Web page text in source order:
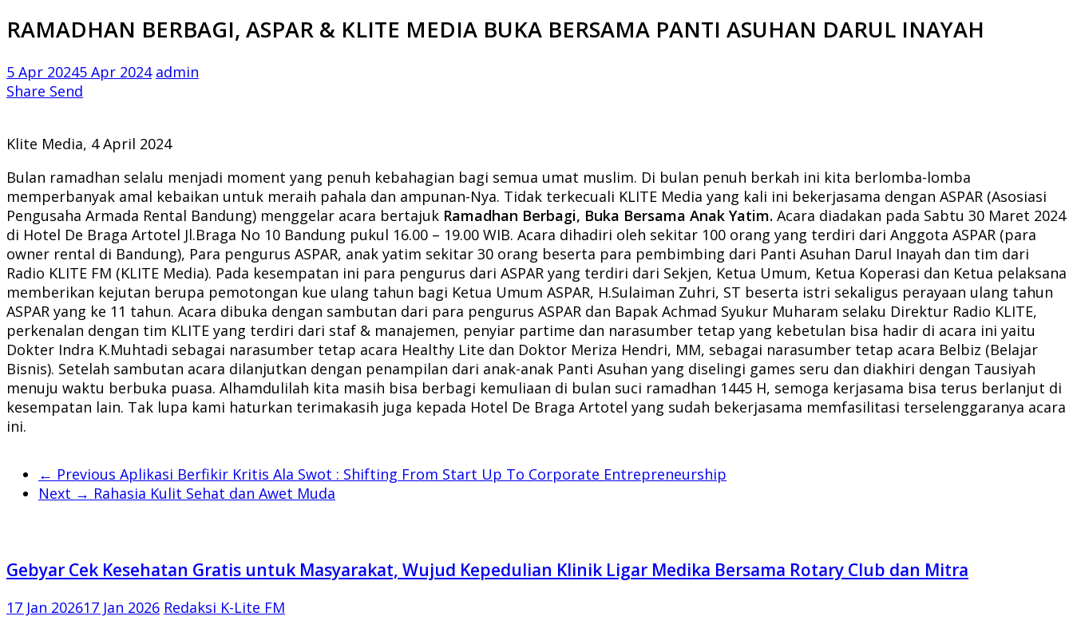
RAMADHAN BERBAGI, ASPAR & KLITE MEDIA BUKA BERSAMA PANTI ASUHAN DARUL INAYAH
5 Apr 20245 Apr 2024 admin
Share Send
Klite Media, 4 April 2024
Bulan ramadhan selalu menjadi moment yang penuh kebahagian bagi semua umat muslim. Di bulan penuh berkah ini kita berlomba-lomba
memperbanyak amal kebaikan untuk meraih pahala dan ampunan-Nya. Tidak terkecuali KLITE Media yang kali ini bekerjasama dengan ASPAR (Asosiasi
Pengusaha Armada Rental Bandung) menggelar acara bertajuk Ramadhan Berbagi, Buka Bersama Anak Yatim. Acara diadakan pada Sabtu 30 Maret 2024
di Hotel De Braga Artotel Jl.Braga No 10 Bandung pukul 16.00 – 19.00 WIB. Acara dihadiri oleh sekitar 100 orang yang terdiri dari Anggota ASPAR (para
owner rental di Bandung), Para pengurus ASPAR, anak yatim sekitar 30 orang beserta para pembimbing dari Panti Asuhan Darul Inayah dan tim dari
Radio KLITE FM (KLITE Media). Pada kesempatan ini para pengurus dari ASPAR yang terdiri dari Sekjen, Ketua Umum, Ketua Koperasi dan Ketua pelaksana
memberikan kejutan berupa pemotongan kue ulang tahun bagi Ketua Umum ASPAR, H.Sulaiman Zuhri, ST beserta istri sekaligus perayaan ulang tahun
ASPAR yang ke 11 tahun. Acara dibuka dengan sambutan dari para pengurus ASPAR dan Bapak Achmad Syukur Muharam selaku Direktur Radio KLITE,
perkenalan dengan tim KLITE yang terdiri dari staf & manajemen, penyiar partime dan narasumber tetap yang kebetulan bisa hadir di acara ini yaitu
Dokter Indra K.Muhtadi sebagai narasumber tetap acara Healthy Lite dan Doktor Meriza Hendri, MM, sebagai narasumber tetap acara Belbiz (Belajar
Bisnis). Setelah sambutan acara dilanjutkan dengan penampilan dari anak-anak Panti Asuhan yang diselingi games seru dan diakhiri dengan Tausiyah
menuju waktu berbuka puasa. Alhamdulilah kita masih bisa berbagi kemuliaan di bulan suci ramadhan 1445 H, semoga kerjasama bisa terus berlanjut di
kesempatan lain. Tak lupa kami haturkan terimakasih juga kepada Hotel De Braga Artotel yang sudah bekerjasama memfasilitasi terselenggaranya acara
ini.
← Previous Aplikasi Berfikir Kritis Ala Swot : Shifting From Start Up To Corporate Entrepreneurship
Next → Rahasia Kulit Sehat dan Awet Muda
Gebyar Cek Kesehatan Gratis untuk Masyarakat, Wujud Kepedulian Klinik Ligar Medika Bersama Rotary Club dan Mitra
17 Jan 202617 Jan 2026 Redaksi K-Lite FM